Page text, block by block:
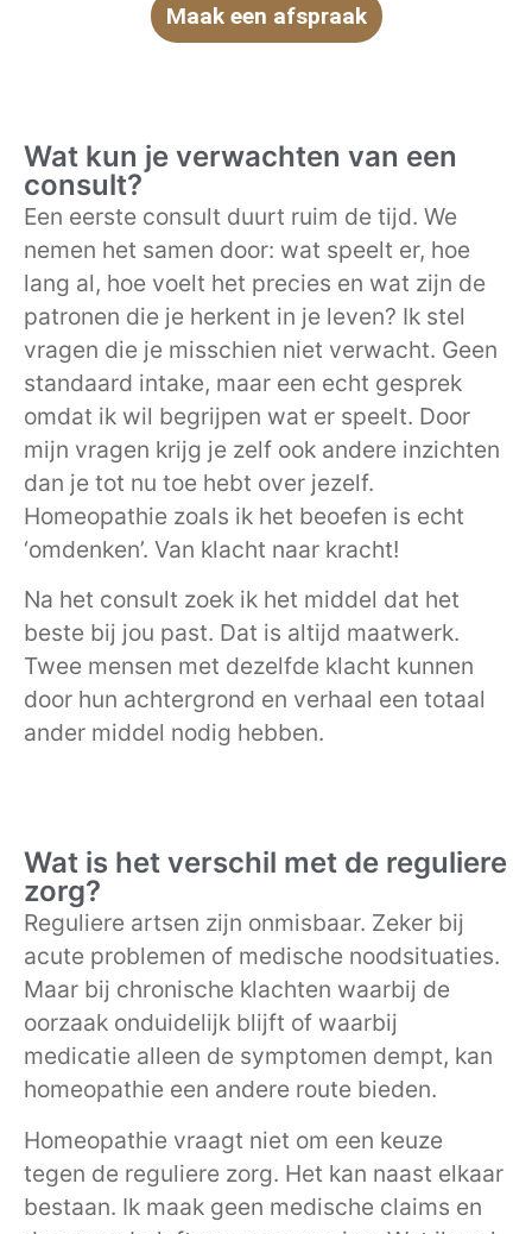
Maak een afspraak
Wat kun je verwachten van een
consult?
Een eerste consult duurt ruim de tijd. We
nemen het samen door: wat speelt er, hoe
lang al, hoe voelt het precies en wat zijn de
patronen die je herkent in je leven? Ik stel
vragen die je misschien niet verwacht. Geen
standaard intake, maar een echt gesprek
omdat ik wil begrijpen wat er speelt. Door
mijn vragen krijg je zelf ook andere inzichten
dan je tot nu toe hebt over jezelf.
Homeopathie zoals ik het beoefen is echt
‘omdenken’. Van klacht naar kracht!
Na het consult zoek ik het middel dat het
beste bij jou past. Dat is altijd maatwerk.
Twee mensen met dezelfde klacht kunnen
door hun achtergrond en verhaal een totaal
ander middel nodig hebben.
Wat is het verschil met de reguliere
zorg?
Reguliere artsen zijn onmisbaar. Zeker bij
acute problemen of medische noodsituaties.
Maar bij chronische klachten waarbij de
oorzaak onduidelijk blijft of waarbij
medicatie alleen de symptomen dempt, kan
homeopathie een andere route bieden.
Homeopathie vraagt niet om een keuze
tegen de reguliere zorg. Het kan naast elkaar
bestaan. Ik maak geen medische claims en